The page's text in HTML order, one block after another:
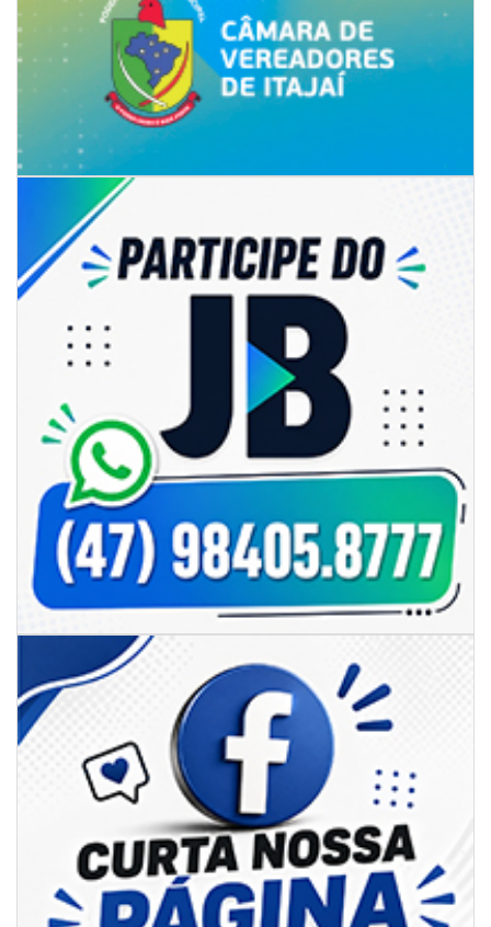
06/08/2026 | 18:28
Ciclone-bomba se forma sobre o oceano, mas Santa Catarina terá
impactos provocados pela frente fria e pelo vento Sul
ITAPEMA
06/08/2026 | 07:00
Secretaria de Cultura retoma oficinas culturais com diversas
modalidades para a comunidade
BALNEÁRIO CAMBORIÚ